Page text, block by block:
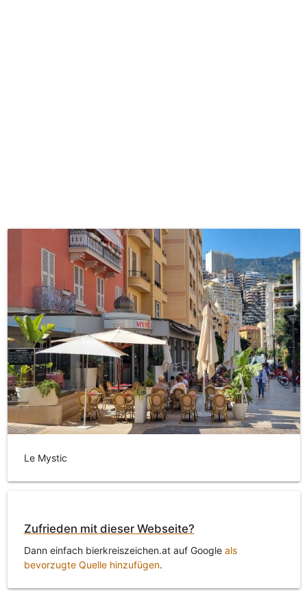
Le Mystic
Zufrieden mit dieser Webseite?
Dann einfach bierkreiszeichen.at auf Google als
bevorzugte Quelle hinzufügen.